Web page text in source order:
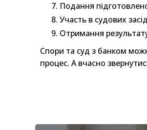
Подання
Участь в судових
Отримання
Спори та суд з банком
процес. А вчасно